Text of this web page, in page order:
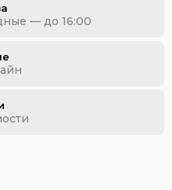
— до 16:00